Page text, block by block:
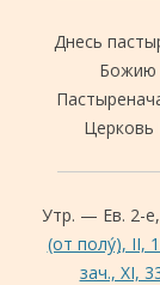
Днесь
Божию
Утр. — Ев. 2-е,
(от полу́), II,
зач., XI,